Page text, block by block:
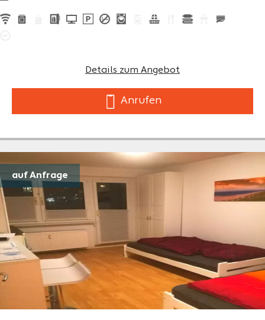
Details zum Angebot
Anrufen
auf Anfrage